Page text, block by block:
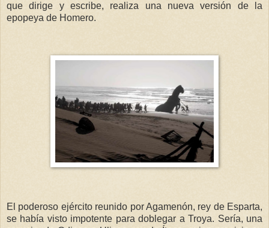
que dirige y escribe, realiza una nueva versión de la
epopeya de Homero.
El poderoso ejército reunido por Agamenón, rey de Esparta,
se había visto impotente para doblegar a Troya. Sería, una